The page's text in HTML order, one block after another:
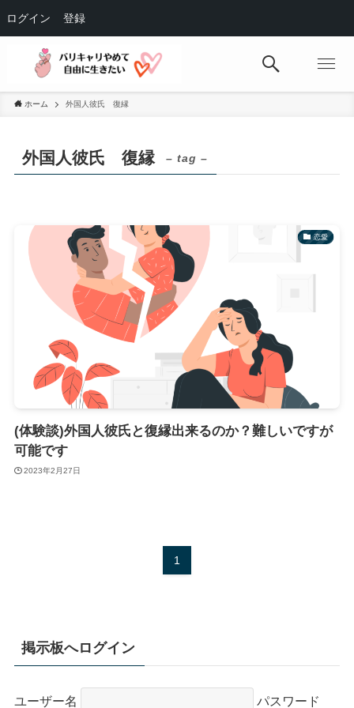
ログイン 登録
ホーム 外国人彼氏 復縁
外国人彼氏 復縁 – tag –
恋愛
(体験談)外国人彼氏と復縁出来るのか？難しいですが
可能です
2023年2月27日
1
掲示板へログイン
ユーザー名 パスワード